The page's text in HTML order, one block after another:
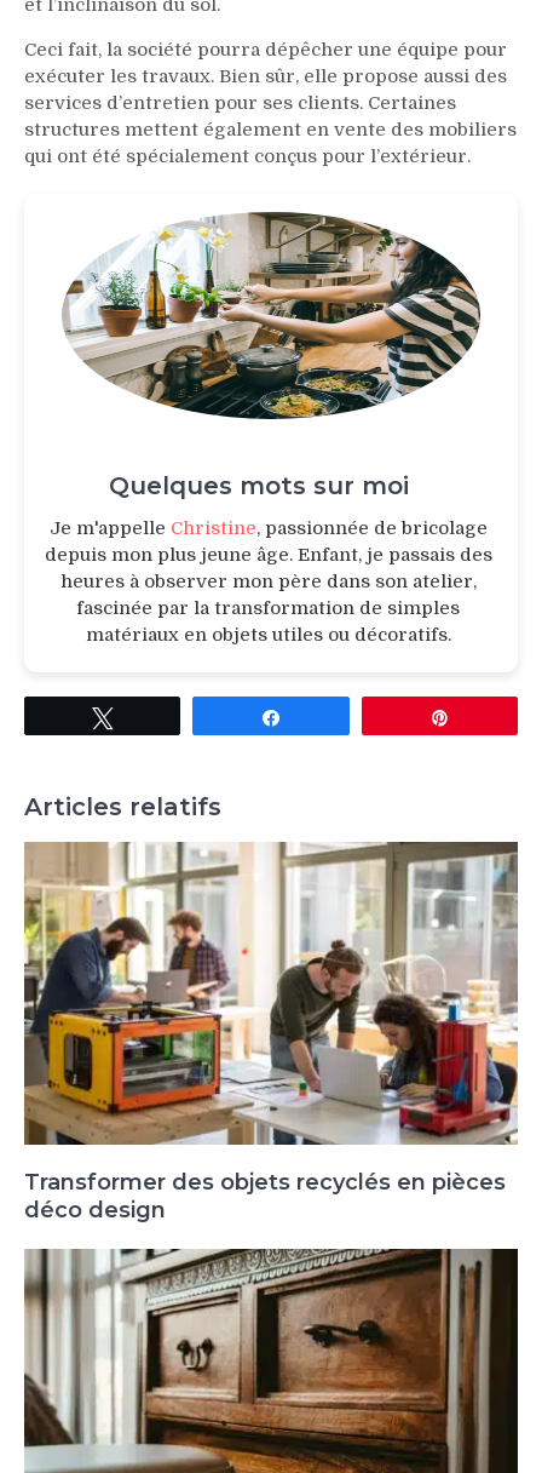
et l’inclinaison du sol.
Ceci fait, la société pourra dépêcher une équipe pour
exécuter les travaux. Bien sûr, elle propose aussi des
services d’entretien pour ses clients. Certaines
structures mettent également en vente des mobiliers
qui ont été spécialement conçus pour l’extérieur.
Quelques mots sur moi
Je m'appelle Christine, passionnée de bricolage
depuis mon plus jeune âge. Enfant, je passais des
heures à observer mon père dans son atelier,
fascinée par la transformation de simples
matériaux en objets utiles ou décoratifs.
Articles relatifs
Transformer des objets recyclés en pièces
déco design